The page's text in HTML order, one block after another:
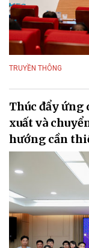
TRUYỀN THÔNG
Thúc đẩy
xuất và
hướng cần